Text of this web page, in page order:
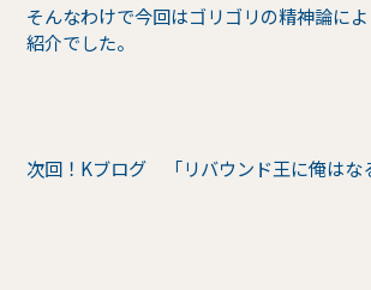
そんなわけで今回はゴリゴリの精神論に
紹介でした。
次回！Kブログ 「リバウンド王に俺はな